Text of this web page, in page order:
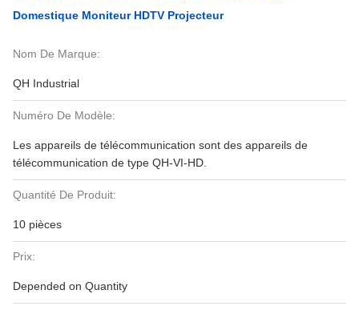
Domestique Moniteur HDTV Projecteur
Nom De Marque:
QH Industrial
Numéro De Modèle:
Les appareils de télécommunication sont des appareils de
télécommunication de type QH-VI-HD.
Quantité De Produit:
10 pièces
Prix:
Depended on Quantity